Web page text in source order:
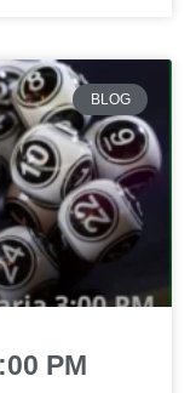
BLOG
PM